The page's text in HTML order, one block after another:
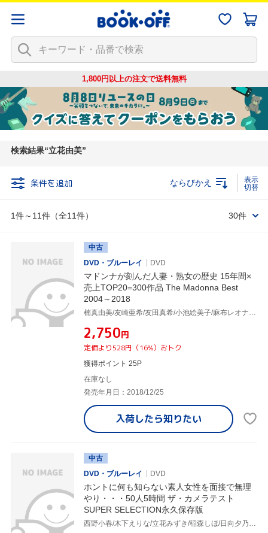
1,800円以上の注文で送料無料
検索結果 立花由美
条件を追加
1件～11件（全11件）
ならびかえ
30件
中古
DVD・ブルーレイ
DVD
マドンナが刻んだ人妻・熟女の歴史 15年間×
売上TOP20=300作品 The Madonna Best
2004～2018
¥2,750円
定価より528円（16%）おトク
獲得ポイント 25P
在庫なし
発売年月日：2018/12/25
入荷したら知りたい
中古
DVD・ブルーレイ
DVD
ホントに何も知らない素人女性を面接で無理
やり・・・50人5時間 ザ・カメラテスト
SUPER SELECTION永久保存版